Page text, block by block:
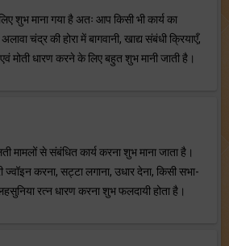
शुभ माना गया है अतः आप किसी भी कार्य का
चंद्र की होरा में बागवानी, खाद्य संबंधी क्रियाएँ,
मोती धारण करने के लिए बहुत शुभ मानी जाती है।
मामलों से संबंधित कार्य करना शुभ माना जाता है।
ज्वॉइन करना, सट्टा लगाना, उधार देना, किसी सभा-
रत्न धारण करना शुभ फलदायी होता है।